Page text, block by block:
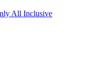
All Inclusive